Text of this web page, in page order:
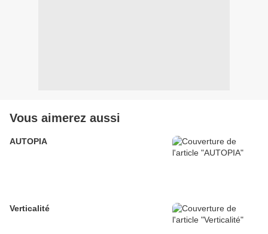
Vous aimerez aussi
AUTOPIA
Verticalité